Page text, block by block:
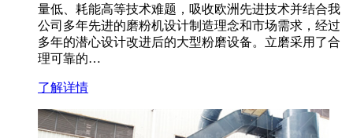
量低、耗能高等技术难题，吸收欧洲先进技术并结合我
公司多年先进的磨粉机设计制造理念和市场需求，经过
多年的潜心设计改进后的大型粉磨设备。立磨采用了合
理可靠的…
了解详情